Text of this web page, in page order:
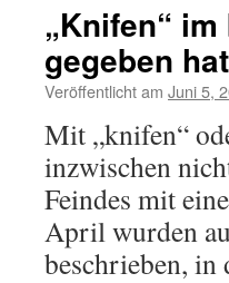
„Knifen“
gegeben hat
Veröffentlicht am Juni 5,
Mit „knifen“
inzwischen
Feindes mit
April wurden
beschrieben,